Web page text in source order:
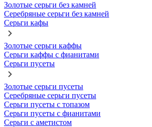
Золотые серьги без камней
Серебряные серьги без камней
Серьги кафы
Золотые серьги каффы
Серьги каффы с фианитами
Серьги пусеты
Золотые серьги пусеты
Серебряные серьги пусеты
Серьги пусеты с топазом
Серьги пусеты с фианитами
Серьги с аметистом